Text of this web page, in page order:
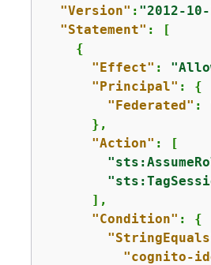
"Version" : "2012-
"Statement" : [
{
"Effect" :
"Principal" : {
"Federated" :
      },
"Action" : [
      ],
"Condition" : {
"cognito-